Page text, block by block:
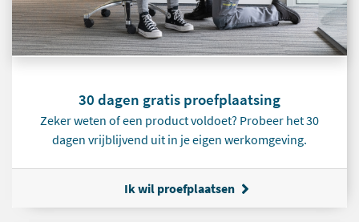
30 dagen gratis proefplaatsing
Zeker weten of een product voldoet? Probeer het 30
dagen vrijblijvend uit in je eigen werkomgeving.
Ik wil proefplaatsen